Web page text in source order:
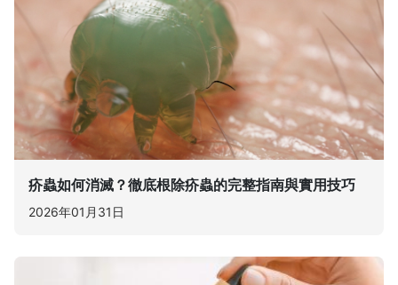
疥蟲如何消滅？徹底根除疥蟲的完整指南與實用技巧
2026年01月31日